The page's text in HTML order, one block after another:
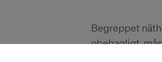
Begreppet
obehagligt,
olaga hot,